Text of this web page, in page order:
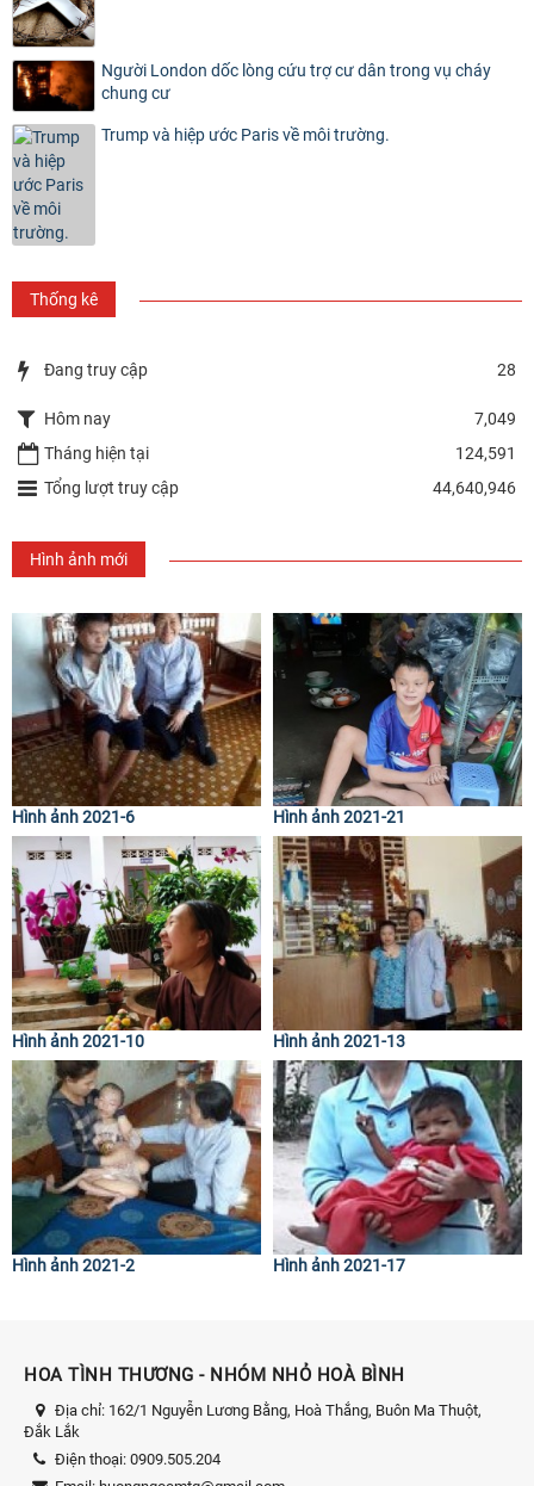
Người London dốc lòng cứu trợ cư dân trong vụ cháy
chung cư
Trump và hiệp ước Paris về môi trường.
Thống kê
Đang truy cập 28
Hôm nay
7,049
Tháng hiện tại
124,591
Tổng lượt truy cập
44,640,946
Hình ảnh mới
Hình ảnh 2021-6 Hình ảnh 2021-21
Hình ảnh 2021-10 Hình ảnh 2021-13
Hình ảnh 2021-2 Hình ảnh 2021-17
HOA TÌNH THƯƠNG - NHÓM NHỎ HOÀ BÌNH
Địa chỉ: 162/1 Nguyễn Lương Bằng, Hoà Thắng, Buôn Ma Thuột,
Đắk Lắk
Điện thoại: 0909.505.204